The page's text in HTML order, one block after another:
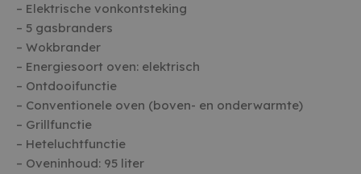
– Elektrische vonkontsteking
– 5 gasbranders
– Wokbrander
– Energiesoort oven: elektrisch
– Ontdooifunctie
– Conventionele oven (boven- en onderwarmte)
– Grillfunctie
– Heteluchtfunctie
– Oveninhoud: 95 liter